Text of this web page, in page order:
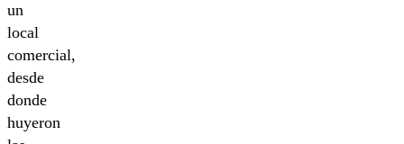
un
local
comercial,
desde
donde
huyeron